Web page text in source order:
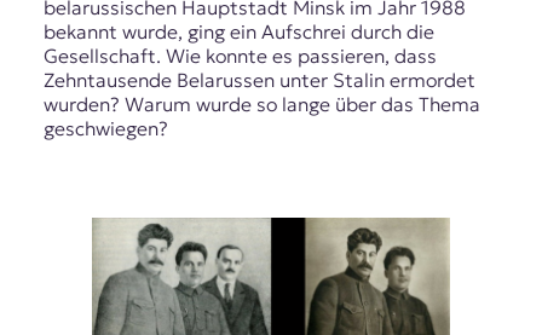
belarussischen Hauptstadt Minsk im Jahr 1988
bekannt wurde, ging ein Aufschrei durch die
Gesellschaft. Wie konnte es passieren, dass
Zehntausende Belarussen unter Stalin ermordet
wurden? Warum wurde so lange über das Thema
geschwiegen?